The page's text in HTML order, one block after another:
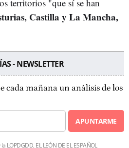
territorios "que sí se han
Castilla y La Mancha,
- NEWSLETTER
cada mañana un análisis de los
APUNTARME
LOPDGDD, EL LEÓN DE EL ESPAÑOL